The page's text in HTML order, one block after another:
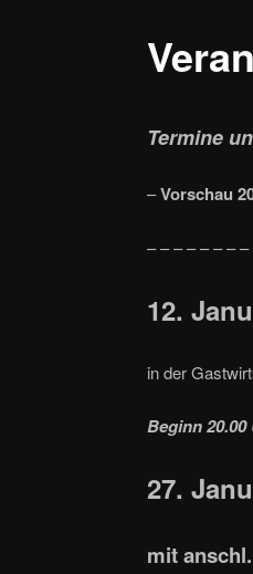
Termine
–Vorschau
– – – – – – –
12.
in der
Beginn 20.00
27.
mit